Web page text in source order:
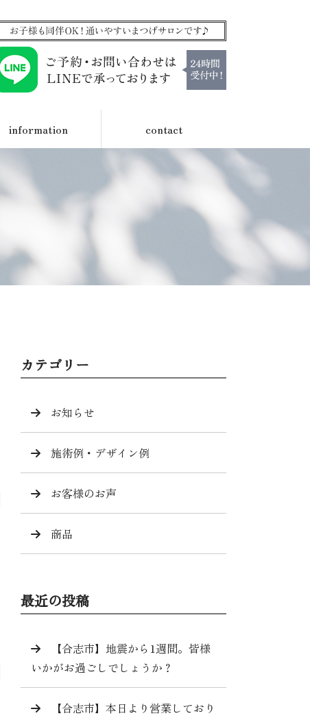
information contact
カテゴリー
お知らせ
施術例・デザイン例
お客様のお声
商品
最近の投稿
【合志市】地震から1週間。皆様
いかがお過ごしでしょうか？
【合志市】本日より営業しており